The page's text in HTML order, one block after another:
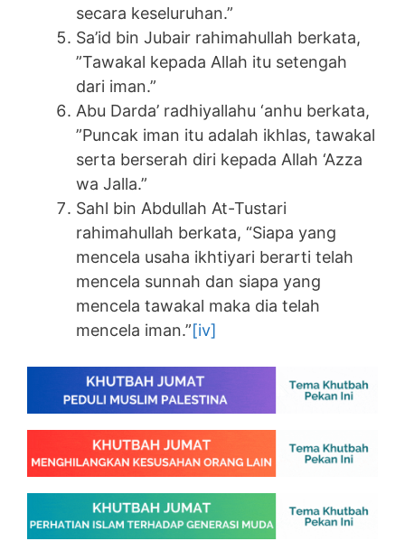
secara keseluruhan.”
Sa’id bin Jubair rahimahullah berkata,
”Tawakal kepada Allah itu setengah
dari iman.”
Abu Darda’ radhiyallahu ‘anhu berkata,
”Puncak iman itu adalah ikhlas, tawakal
serta berserah diri kepada Allah ‘Azza
wa Jalla.”
Sahl bin Abdullah At-Tustari
rahimahullah berkata, “Siapa yang
mencela usaha ikhtiyari berarti telah
mencela sunnah dan siapa yang
mencela tawakal maka dia telah
mencela iman.”[iv]